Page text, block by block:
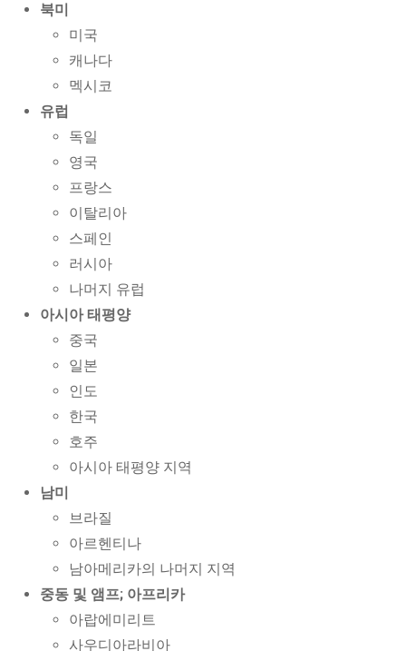
북미
미국
캐나다
멕시코
유럽
독일
영국
프랑스
이탈리아
스페인
러시아
나머지 유럽
아시아 태평양
중국
일본
인도
한국
호주
아시아 태평양 지역
남미
브라질
아르헨티나
남아메리카의 나머지 지역
중동 및 앰프; 아프리카
아랍에미리트
사우디아라비아